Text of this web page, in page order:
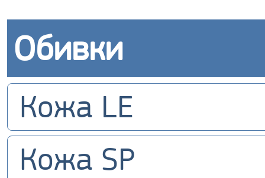
Обивки
Кожа LE
Кожа SP